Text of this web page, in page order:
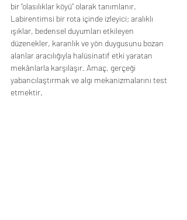
bir “olasılıklar köyü” olarak tanımlanır.
Labirentimsi bir rota içinde izleyici; aralıklı
ışıklar, bedensel duyumları etkileyen
düzenekler, karanlık ve yön duygusunu bozan
alanlar aracılığıyla halüsinatif etki yaratan
mekânlarla karşılaşır. Amaç, gerçeği
yabancılaştırmak ve algı mekanizmalarını test
etmektir.